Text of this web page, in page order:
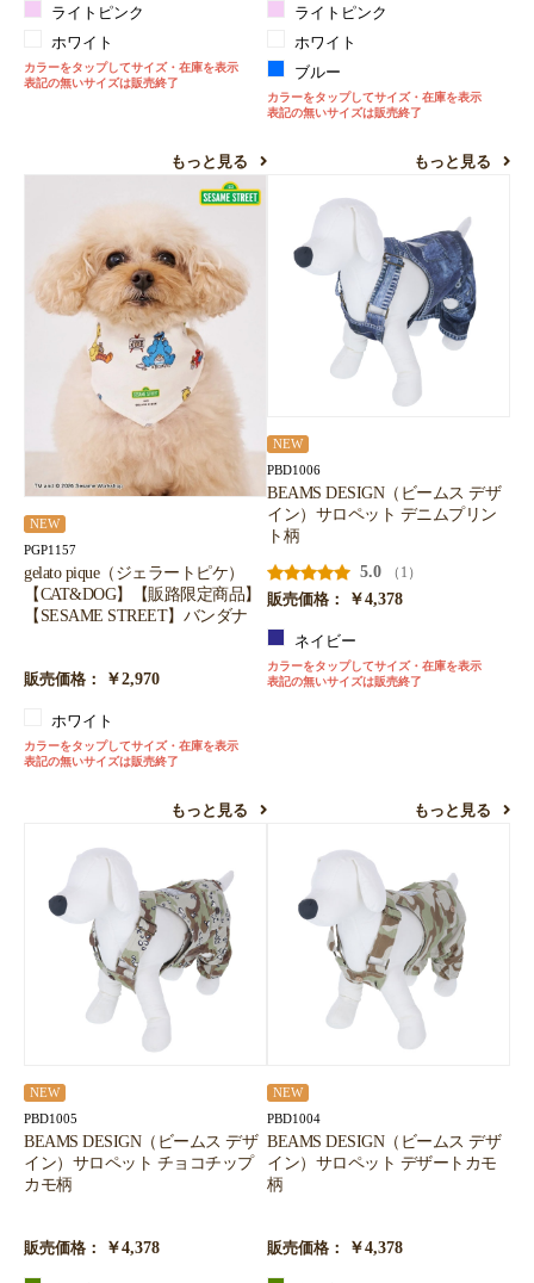
ライトピンク
ホワイト
カラーをタップしてサイズ・在庫を表示
表記の無いサイズは販売終了
もっと見る
ライトピンク
ホワイト
ブルー
カラーをタップしてサイズ・在庫を表示
表記の無いサイズは販売終了
もっと見る
NEW
PGP1157
gelato pique（ジェラートピケ）
【CAT&DOG】【販路限定商品】
【SESAME STREET】バンダナ
販売価格： ￥2,970
ホワイト
カラーをタップしてサイズ・在庫を表示
表記の無いサイズは販売終了
もっと見る
NEW
PBD1006
BEAMS DESIGN（ビームス デザ
イン）サロペット デニムプリン
ト柄
5.0
（1）
販売価格：
￥4,378
ネイビー
カラーをタップしてサイズ・在庫を表示
表記の無いサイズは販売終了
もっと見る
NEW
PBD1005
BEAMS DESIGN（ビームス デザ
イン）サロペット チョコチップ
カモ柄
販売価格： ￥4,378
NEW
PBD1004
BEAMS DESIGN（ビームス デザ
イン）サロペット デザートカモ
柄
販売価格： ￥4,378